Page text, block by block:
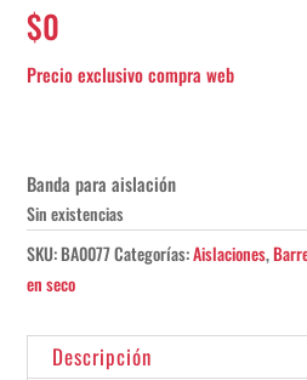
$0
Banda para aislación
Sin existencias
SKU:BA0077Categorías:Aislaciones,
en seco
Descripción